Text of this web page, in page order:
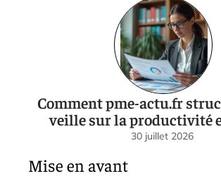
Comment pme-actu.fr
veille sur la productivité
30 juillet 2026
Mise en avant